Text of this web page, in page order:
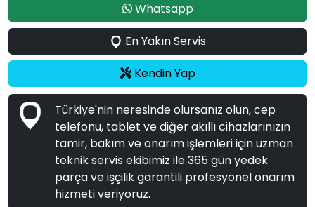
Whatsapp
En Yakın Servis
Kendin Yap
Türkiye'nin neresinde olursanız olun, cep
telefonu, tablet ve diğer akıllı cihazlarınızın
tamir, bakım ve onarım işlemleri için uzman
teknik servis ekibimiz ile 365 gün yedek
parça ve işçilik garantili profesyonel onarım
hizmeti veriyoruz.